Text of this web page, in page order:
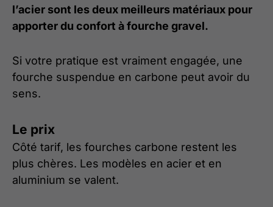
l’acier sont les deux meilleurs matériaux pour
apporter du confort à fourche gravel.
Si votre pratique est vraiment engagée, une
fourche suspendue en carbone peut avoir du
sens.
Le prix
Côté tarif, les fourches carbone restent les
plus chères. Les modèles en acier et en
aluminium se valent.